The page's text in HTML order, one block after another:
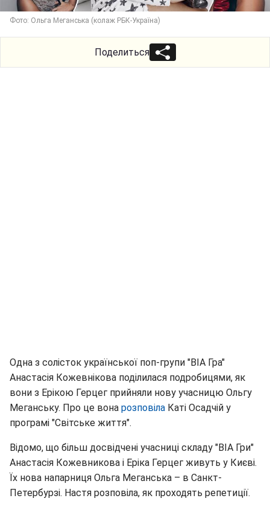
Фото: Ольга Меганська (колаж РБК-Україна)
Поделиться
Одна з солісток української поп-групи "ВІА Гра"
Анастасія Кожевнікова поділилася подробицями, як
вони з Ерікою Герцег прийняли нову учасницю Ольгу
Меганську. Про це вона розповіла Каті Осадчій у
програмі "Світське життя".
Відомо, що більш досвідчені учасниці складу "ВІА Гри"
Анастасія Кожевникова і Еріка Герцег живуть у Києві.
Їх нова напарниця Ольга Меганська – в Санкт-
Петербурзі. Настя розповіла, як проходять репетиції.